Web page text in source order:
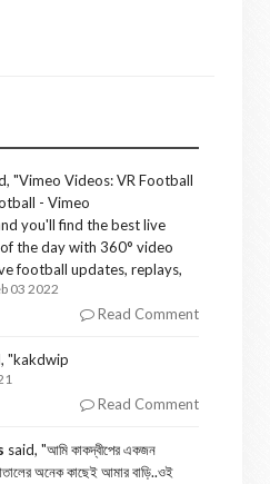
"Vimeo Videos: VR Football
- Vimeo
you'll find the best live
of the day with 360° video
football updates, replays,
03 2022
Read Comment
"kakdwip
Read Comment
said, "আমি কাকদ্বীপের একজন
অনেক কাছেই আমার বাড়ি..ওই